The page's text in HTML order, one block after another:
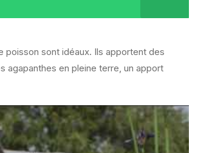
poisson sont idéaux. Ils apportent des
agapanthes en pleine terre, un apport